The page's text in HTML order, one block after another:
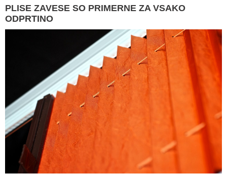
PLISE ZAVESE SO PRIMERNE ZA VSAKO
ODPRTINO